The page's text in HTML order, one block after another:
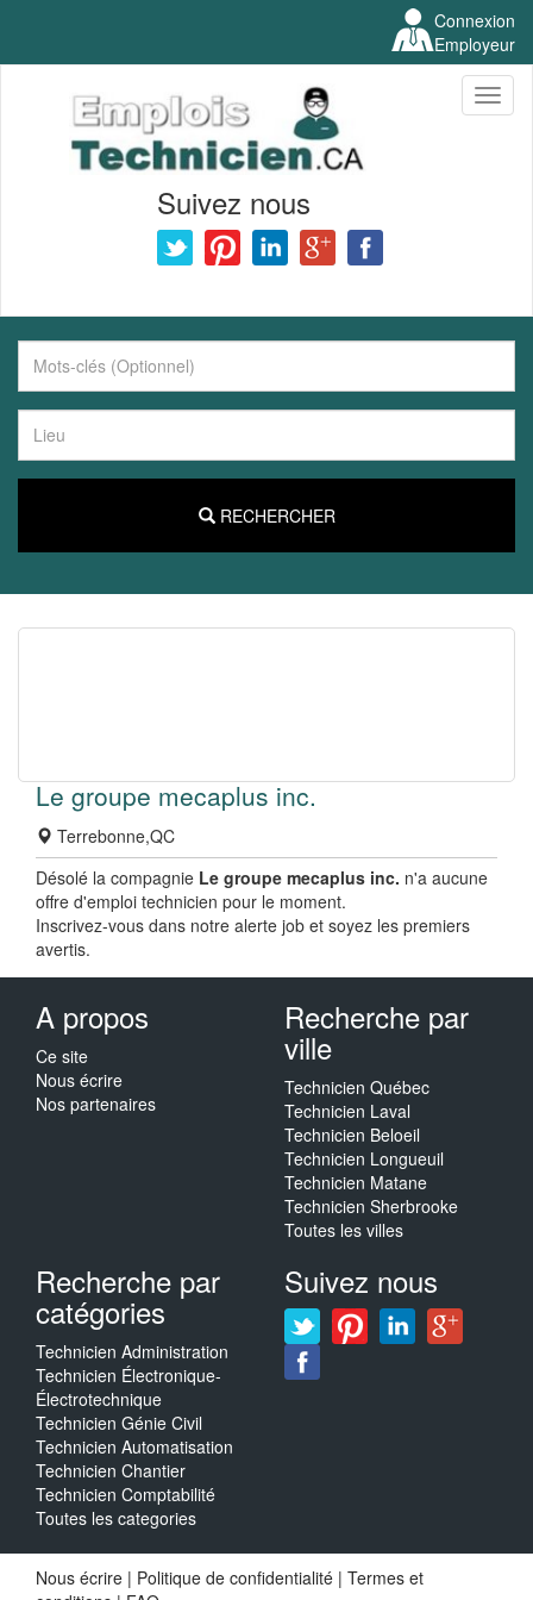
Connexion
Employeur
Suivez nous
RECHERCHER
Le groupe mecaplus inc.
Terrebonne,QC
Désolé la compagnie Le groupe mecaplus inc. n'a aucune
offre d'emploi technicien pour le moment.
Inscrivez-vous dans notre alerte job et soyez les premiers
avertis.
A propos
Ce site
Nous écrire
Nos partenaires
Recherche par
ville
Technicien Québec
Technicien Laval
Technicien Beloeil
Technicien Longueuil
Technicien Matane
Technicien Sherbrooke
Toutes les villes
Recherche par
catégories
Technicien Administration
Technicien Électronique-
Électrotechnique
Technicien Génie Civil
Technicien Automatisation
Technicien Chantier
Technicien Comptabilité
Toutes les categories
Suivez nous
Nous écrire | Politique de confidentialité | Termes et